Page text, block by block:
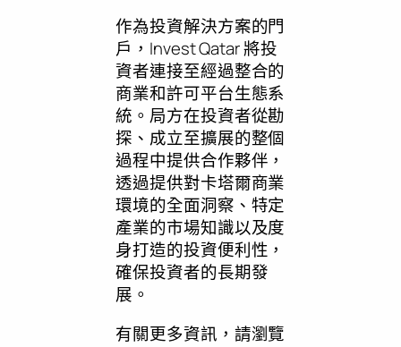
作為投資解決方案的門
戶，Invest Qatar 將投
資者連接至經過整合的
商業和許可平台生態系
統。局方在投資者從勘
探、成立至擴展的整個
過程中提供合作夥伴，
透過提供對卡塔爾商業
環境的全面洞察、特定
產業的市場知識以及度
身打造的投資便利性，
確保投資者的長期發
展。
有關更多資訊，請瀏覽